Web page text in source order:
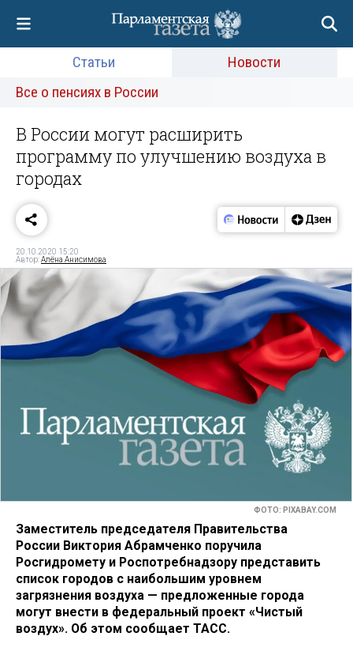
Статьи
Новости
Все о пенсиях в России
В России могут расширить
программу по улучшению воздуха в
городах
20.10.2020 15:20
Автор:Алёна Анисимова
ФОТО: PIXABAY.COM
Заместитель председателя Правительства
России Виктория Абрамченко поручила
Росгидромету и Роспотребнадзору представить
список городов с наибольшим уровнем
загрязнения воздуха — предложенные города
могут внести в федеральный проект «Чистый
воздух». Об этом сообщает ТАСС.